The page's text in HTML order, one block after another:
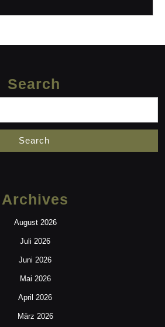
Search
Archives
August 2026
Juli 2026
Juni 2026
Mai 2026
April 2026
März 2026